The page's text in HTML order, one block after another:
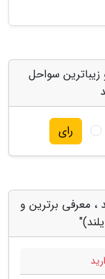
سواحل
رای
، معرفی برترین و